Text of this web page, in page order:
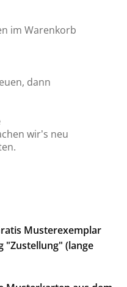
im Warenkorb
dann
wir’s neu
Musterexemplar
"Zustellung" (lange